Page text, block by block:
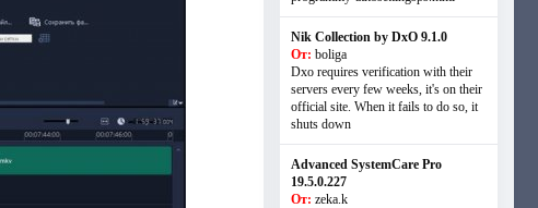
Nik Collection by DxO 9.1.0
От: boliga
Dxo requires verification with their
servers every few weeks, it's on their
official site. When it fails to do so, it
shuts down
Advanced SystemCare Pro
19.5.0.227
От: zeka.k